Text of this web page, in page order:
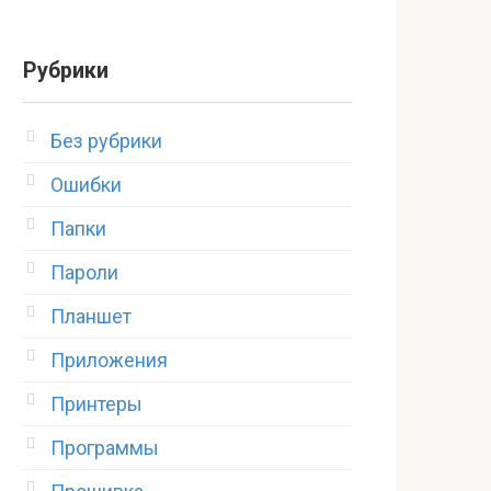
Рубрики
Без рубрики
Ошибки
Папки
Пароли
Планшет
Приложения
Принтеры
Программы